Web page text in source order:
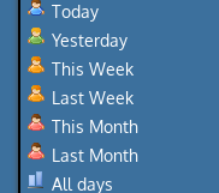
Today
Yesterday
This Week
Last Week
This Month
Last Month
All days